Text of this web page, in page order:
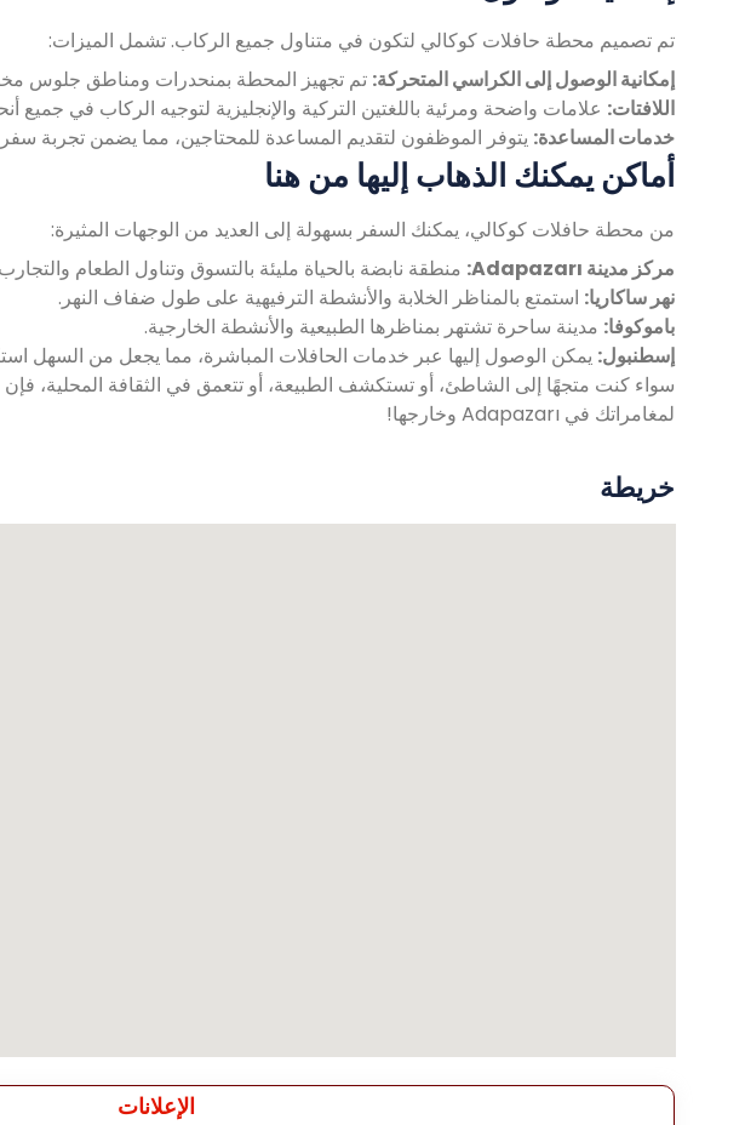
تم تصميم محطة حافلات كوكالي لتكون في متناول جميع الركاب. تشمل الميزات:
إمكانية الوصول إلى الكراسي المتحركة: تم تجهيز المحطة بمنحدرات ومناطق جلوس
اللافتات: علامات واضحة ومرئية باللغتين التركية والإنجليزية لتوجيه الركاب في جميع
خدمات المساعدة: يتوفر الموظفون لتقديم المساعدة للمحتاجين، مما يضمن تجربة
أماكن يمكنك الذهاب إليها من هنا
من محطة حافلات كوكالي، يمكنك السفر بسهولة إلى العديد من الوجهات المثيرة:
مركز مدينة Adapazarı:
منطقة نابضة بالحياة مليئة بالتسوق وتناول الطعام والتجارب
نهر ساكاريا: استمتع بالمناظر الخلابة والأنشطة الترفيهية على طول ضفاف النهر.
باموكوفا: مدينة ساحرة تشتهر بمناظرها الطبيعية والأنشطة الخارجية.
إسطنبول: يمكن الوصول إليها عبر خدمات الحافلات المباشرة، مما يجعل من السهل
لمغامراتك في Adapazarı وخارجها!
خريطة
الإعلانات